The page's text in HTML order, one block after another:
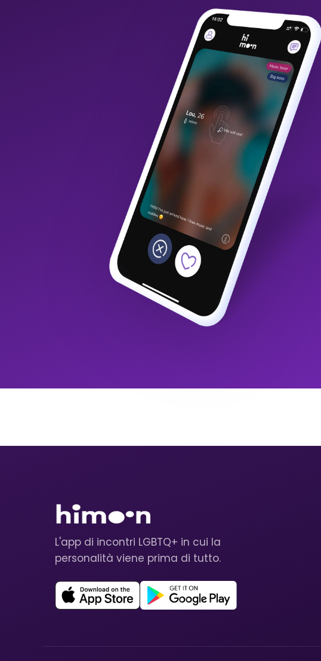
L'app di incontri LGBTQ+ in cui la
personalità viene prima di tutto.